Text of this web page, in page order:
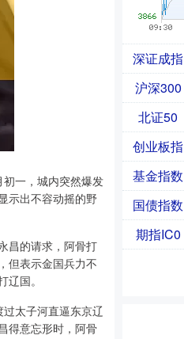
一，城内突然爆发
示出不容动摇的野
昌的请求，阿骨打
但表示金国兵力不
国。
太子河直逼东京辽
得意忘形时，阿骨
深证成指
沪深300
北证50
创业板指
基金指数
国债指数
期指IC0